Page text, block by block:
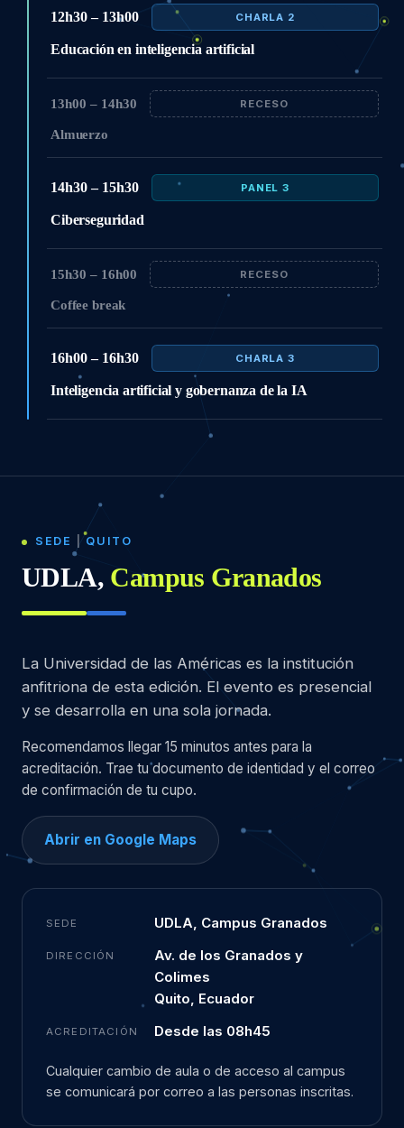
12h30 – 13h00 CHARLA 2
Educación en inteligencia artificial
13h00 – 14h30 RECESO
Almuerzo
14h30 – 15h30 PANEL 3
Ciberseguridad
15h30 – 16h00 RECESO
Coffee break
16h00 – 16h30 CHARLA 3
Inteligencia artificial y gobernanza de la IA
SEDE | QUITO
UDLA, Campus Granados
La Universidad de las Américas es la institución
anfitriona de esta edición. El evento es presencial
y se desarrolla en una sola jornada.
Recomendamos llegar 15 minutos antes para la
acreditación. Trae tu documento de identidad y el correo
de confirmación de tu cupo.
Abrir en Google Maps
SEDE UDLA, Campus Granados
DIRECCIÓN
Av. de los Granados y
Colimes
Quito, Ecuador
ACREDITACIÓN Desde las 08h45
Cualquier cambio de aula o de acceso al campus
se comunicará por correo a las personas inscritas.